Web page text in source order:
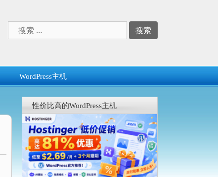
索：
WordPress主机
性价比高的WordPress主机